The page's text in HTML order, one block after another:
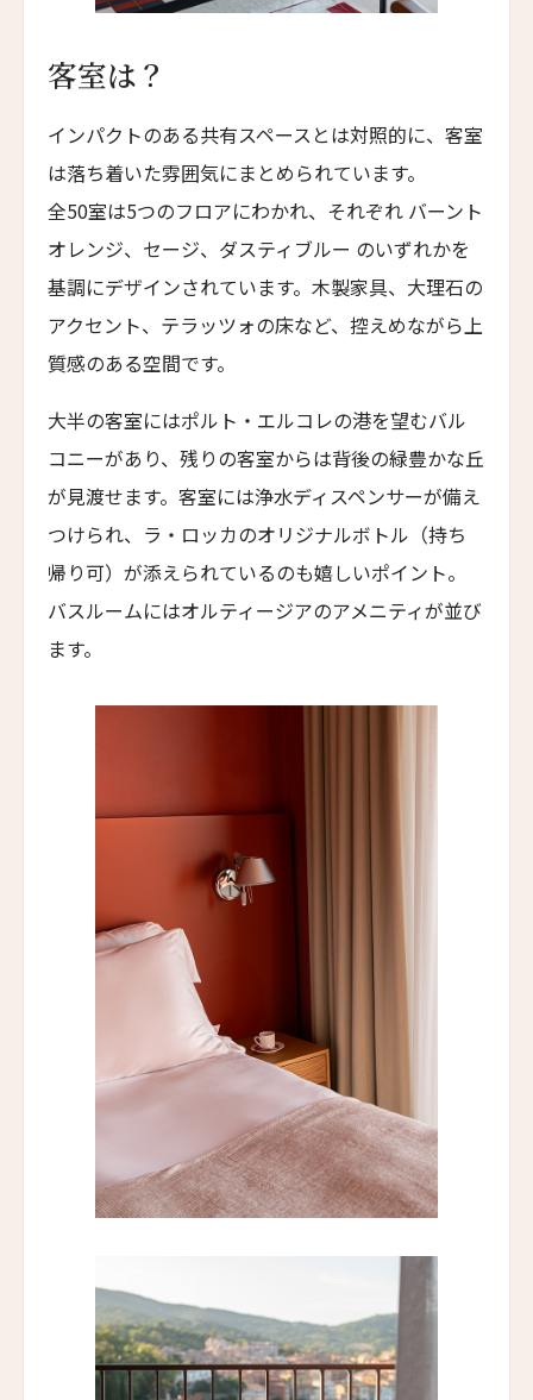
Vallie Hotel
カムデン・ハーバー・イン
Camden Harbour Inn
ザ・スターヴランド・ロシアンリバー・バレー
The Stavrand Russian River Valley
Honor Resort Yun Shu Dali
Hangzhou Muh Shoou Xixi Hotel
ユイテュン・マンション
YiuTeung Mansion
ポッケイ・ホテル・シャオシン
リーウ・ハウス
ル・カルティエ・フランセ
Kawana Hotel & Golf Course
ジーヴァ・ホア・ルー・リトリート
タル・ヴィラズ・レヴィータ
ロンティン・ヴィンヤード・ホテル
Longting Vineyard Hotel
ロン・リトリート&スパ
バーレ・リゾート・ゴア
Baale Resort Goa
ファイブ スプリング リゾート ザ・白浜
Five Spring Resort The Shirahama
ヨンチ・ホテル・シアン
客室は？
インパクトのある共有スペースとは対照的に、客室
は落ち着いた雰囲気にまとめられています。
全50室は5つのフロアにわかれ、それぞれ バーント
オレンジ、セージ、ダスティブルー のいずれかを
基調にデザインされています。木製家具、大理石の
アクセント、テラッツォの床など、控えめながら上
質感のある空間です。
大半の客室にはポルト・エルコレの港を望むバル
コニーがあり、残りの客室からは背後の緑豊かな丘
が見渡せます。客室には浄水ディスペンサーが備え
つけられ、ラ・ロッカのオリジナルボトル（持ち
帰り可）が添えられているのも嬉しいポイント。
バスルームにはオルティージアのアメニティが並び
ます。
名前 （漢字）
Eメール *
送信